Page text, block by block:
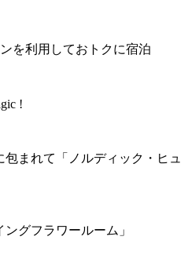
を利用しておトクに宿泊
!
まれて「ノルディック・ヒュ
グフラワールーム」